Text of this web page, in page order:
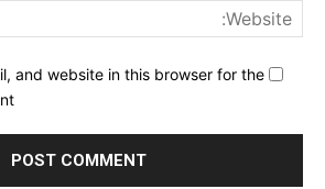
and website in this browser for the